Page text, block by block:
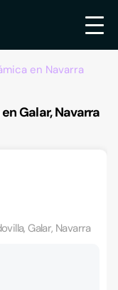
en Navarra
Galar, Navarra
Galar, Navarra